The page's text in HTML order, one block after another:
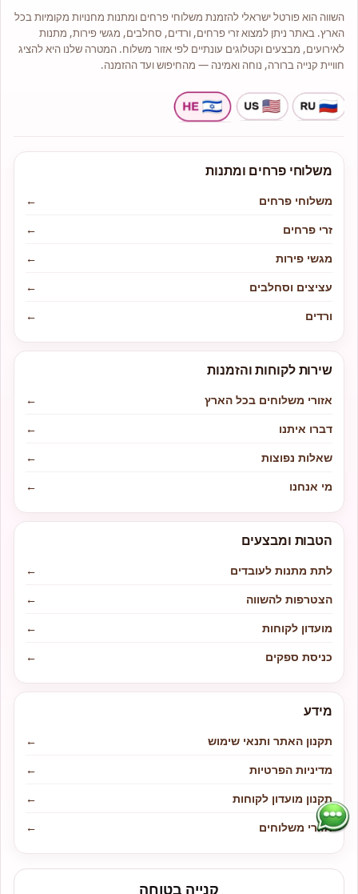
השווה הוא פורטל ישראלי להזמנת משלוחי פרחים ומתנות מחנויות מקומיות בכל
הארץ. באתר ניתן למצוא זרי פרחים, ורדים, סחלבים, מגשי פירות, מתנות
לאירועים, מבצעים וקטלוגים עונתיים לפי אזור משלוח. המטרה שלנו היא להציג
חוויית קנייה ברורה, נוחה ואמינה — מהחיפוש ועד ההזמנה.
משלוחי פרחים ומתנות
משלוחי פרחים
←
זרי פרחים
←
מגשי פירות
←
עציצים וסחלבים
←
ורדים
←
שירות לקוחות והזמנות
אזורי משלוחים בכל הארץ
←
דברו איתנו
←
שאלות נפוצות
←
מי אנחנו
←
הטבות ומבצעים
לתת מתנות לעובדים
←
הצטרפות להשווה
←
מועדון לקוחות
←
כניסת ספקים
←
מידע
תקנון האתר ותנאי שימוש
←
מדיניות הפרטיות
←
תקנון מועדון לקוחות
←
אזורי משלוחים
←
קנייה בטוחה